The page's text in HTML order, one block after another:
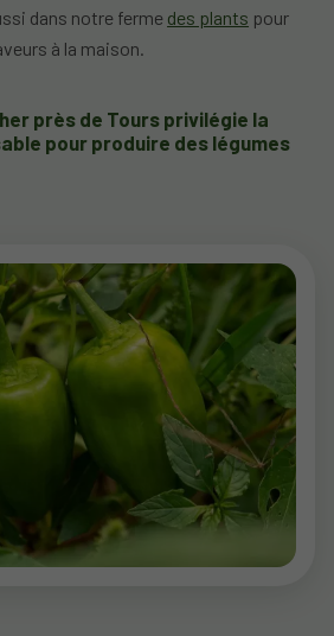
dans notre ferme des plants pour
à la maison.
près de Tours privilégie la
pour produire des légumes